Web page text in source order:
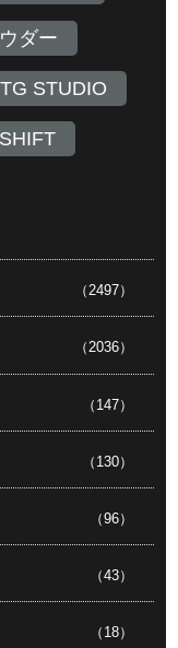
ダー
STUDIO
（2497）
（2036）
（147）
（130）
（96）
（43）
（18）